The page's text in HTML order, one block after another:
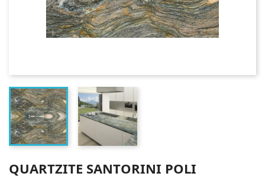
QUARTZITE SANTORINI POLI